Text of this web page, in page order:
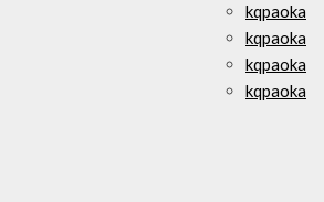
kqpaoka
kqpaoka
kqpaoka
kqpaoka